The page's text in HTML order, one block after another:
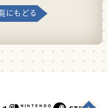
にもどる